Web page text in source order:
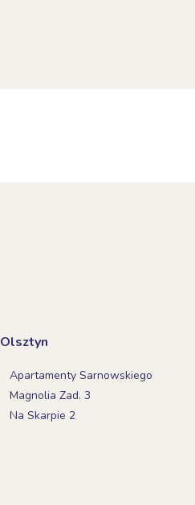
Olsztyn
Apartamenty Sarnowskiego
Magnolia Zad. 3
Na Skarpie 2